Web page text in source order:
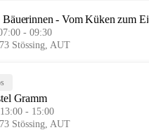
Bäuerinnen - Vom Küken zum Ei
- 09:30
Stössing, AUT
Gramm
- 15:00
Stössing, AUT